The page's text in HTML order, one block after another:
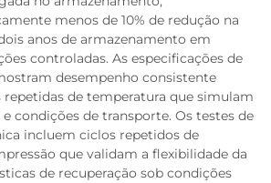
menos de 10% de redução na
anos de armazenamento em
controladas. As especificações de
desempenho consistente
repetidas de temperatura que simulam
condições de transporte. Os testes de
incluem ciclos repetidos de
que validam a flexibilidade da
de recuperação sob condições